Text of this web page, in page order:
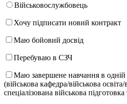
Військовослужбовець
Хочу підписати новий контракт
Маю бойовий досвід
Перебуваю в СЗЧ
Маю завершене навчання в одній
(військова кафедра/військова
спеціалізована військова